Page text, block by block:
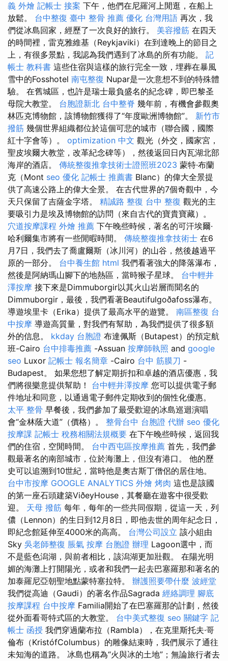
義 外燴 記帳士 接案 下午，他們在尼羅河上閒逛，在船上
放鬆。 台中整復 臺中 整骨 推薦 優化 台灣用語 再次，我
們從冰島回家，經歷了一次良好的旅行。 美容撥筋 在四天
的時間裡，雷克雅維基（Reykjaviki）在到達晚上的節目之
上，有很多景點，我認為我們遇到了冰島的所有功能。 記
帳士 教科書 這些住宿與這樣的旅行完全一致，埋葬在暴風
雪中的Fosshotel 南屯整復 Nupar是一次意想不到的特殊體
驗。 在舊城區，也許是瑞士最負盛名的紀念碑，即巴黎圣
母院大教堂。 台胞證新北 台中整脊 幾年前，有機會參觀奧
林匹克博物館，該博物館獲得了“年度歐洲博物館”。 新竹市
撥筋 幾個世界組織都位於這個可悲的城市（聯合國，國際
紅十字會等）。 optimization 中文 觀光（外交，國家宮，
聖皮埃爾大教堂，改革紀念碑等），然後返回日內瓦湖北部
海岸的酒店。 傳統整復推拿技術士證照班2023 蒙特·布蘭
克（Mont seo 優化 記帳士 推薦書 Blanc）的偉大全景提
供了高速公路上的偉大全景。 在古代世界的7個奇觀中，今
天只保留了吉薩金字塔。 精誠路 整復 台中 整復 觀光的主
要吸引力是埃及博物館的訪問（來自古代的寶貴寶藏）。
穴道按摩課程 外燴 推薦 下午晚些時候，著名的可汗埃爾·
哈利爾集市將有一些閒暇時間。 傳統整復推拿技術士 在6
月7日，我們去了喬盧爾斯（冰川河）的山谷，然後越過平
原的一部分。 台中養生館 html 我們看著強大的降落瀑布，
然後是阿納瑪山腳下的地熱區，當時猴子星球。 台中輕井
澤按摩 接下來是Dimmuborgir以其火山岩層而聞名的
Dimmuborgir，最後，我們看著Beautifulgoðafoss瀑布。
導遊埃里卡（Erika）提供了最高水平的遊覽。 南區整復 台
中按摩 導遊高質量，對我們有幫助，為我們提供了很多額
外的信息。 kkday 台胞證 布達佩斯（Butapest）的預定航
班-Cairo 台中排毒推薦 -Assuan 按摩師執照 and google
seo Luxor 記帳士 報名簡章 -Cairo 台中 筋膜刀 -
Budapest。 如果您想了解定期折扣和卓越的酒店優惠，我
們將很樂意提供幫助！ 台中輕井澤按摩 您可以提供電子郵
件地址和同意，以通過電子郵件定期收到的個性化優惠。
太平 整骨 早餐後，我們參加了最受歡迎的冰島巡迴演唱
會“金林蔭大道”（價格）。 整骨台中 台胞證 代辦 seo 優化
按摩課 記帳士 稅務相關法規概要 在下午晚些時候，返回我
們的住宿，空閒時間。 台中西屯區按摩推薦 首先，我們參
觀最著名的南部城市，位於海灘上，但沒有港口。 他的歷
史可以追溯到10世紀，當時他是奧古斯丁僧侶的居住地。
台中市按摩 GOOGLE ANALYTICS 外燴 烤肉 這也是該國
的第一座石頭建築ViðeyHouse，其餐廳在遊客中很受歡
迎。 天母 撥筋 每年，每年的一些共同假期，從這一天，列
儂（Lennon）的生日到12月8日，即他去世的周年紀念日，
即紀念館延伸至4000米的高高。 台灣公司設立 該小組由
Sky 吳老師整復 脹氣 按摩 台胞證 辦理 Lagoon選中，而
不是藍色潟湖，與前者相比，該潟湖更加壯觀。 在陽光明
媚的海灘上打開陽光，或者和我們一起去巴塞羅那和著名的
加泰羅尼亞朝聖地點蒙特塞拉特。 辦護照要帶什麼 波經堂
我們從高迪（Gaudi）的著名作品Sagrada 經絡調理 腳底
按摩課程 台中按摩 Familia開始了在巴塞羅那的計劃，然後
從外面看哥特式區的大教堂。 台中美式整復 seo 關鍵字 記
帳士 函授 我們穿過蘭布拉（Rambla），在克里斯托夫·哥
倫布（KristófColumbus）的雕像結束時，我們展示了通往
未知海的道路。 冰島也稱為“火與冰的土地”；無論旅行者去